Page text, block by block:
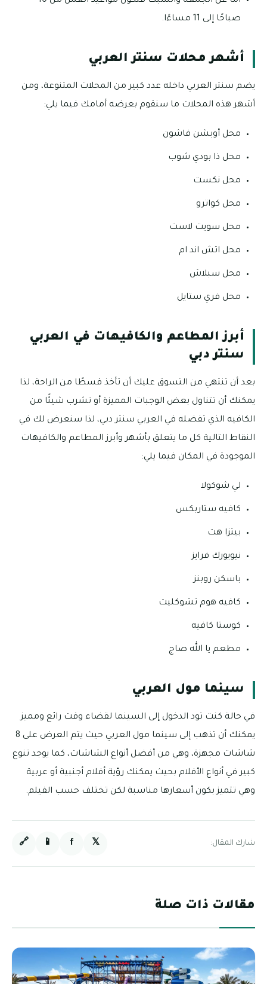
صباحًا إلى 11 مساءًا.
أشهر محلات سنتر العربي
يضم سنتر العربي داخله عدد كبير من المحلات المتنوعة، ومن
أشهر هذه المحلات ما سنقوم بعرضه أمامك فيما يلي:
محل أوبشن فاشون
محل ذا بودي شوب
محل نكست
محل كواترو
محل سويت لاست
محل اتش اند ام
محل سبلاش
محل فري ستايل
أبرز المطاعم والكافيهات في العربي
سنتر دبي
بعد أن تنتهي من التسوق عليك أن تأخذ قسطًا من الراحة، لذا
يمكنك أن تتناول بعض الوجبات المميزة أو تشرب شيئًا من
الكافيه الذي تفضله في العربي سنتر دبي، لذا سنعرض لك في
النقاط التالية كل ما يتعلق بأشهر وأبرز المطاعم والكافيهات
الموجودة في المكان فيما يلي:
لي شوكولا
كافيه ستاربكس
بيتزا هت
نيويورك فرايز
باسكن روبنز
كافيه هوم تشوكليت
كوستا كافيه
مطعم يا الله صاج
سينما مول العربي
في حالة كنت تود الدخول إلى السينما لقضاء وقت رائع ومميز
يمكنك أن تذهب إلى سينما مول العربي حيث يتم العرض على 8
شاشات مجهزة، وهي من أفضل أنواع الشاشات، كما يوجد تنوع
كبير في أنواع الأفلام بحيث يمكنك رؤية أفلام أجنبية أو عربية
وهي تتميز بكون أسعارها مناسبة لكن تختلف حسب الفيلم.
شارك المقال: 𝕏
f
📱
🔗
مقالات ذات صلة